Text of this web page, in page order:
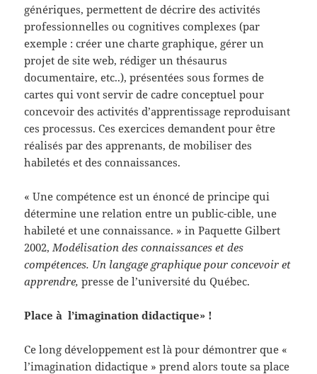
génériques, permettent de décrire des activités
professionnelles ou cognitives complexes (par
exemple : créer une charte graphique, gérer un
projet de site web, rédiger un thésaurus
documentaire, etc..), présentées sous formes de
cartes qui vont servir de cadre conceptuel pour
concevoir des activités d’apprentissage reproduisant
ces processus. Ces exercices demandent pour être
réalisés par des apprenants, de mobiliser des
habiletés et des connaissances.
« Une compétence est un énoncé de principe qui
détermine une relation entre un public-cible, une
habileté et une connaissance. » in Paquette Gilbert
2002, Modélisation des connaissances et des
compétences. Un langage graphique pour concevoir et
apprendre, presse de l’université du Québec.
Place à l’imagination didactique» !
Ce long développement est là pour démontrer que «
l’imagination didactique » prend alors toute sa place